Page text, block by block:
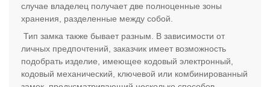
случае владелец получает две полноценные зоны
хранения, разделенные между собой.
Тип замка также бывает разным. В зависимости от
личных предпочтений, заказчик имеет возможность
подобрать изделие, имеющее кодовый электронный,
кодовый механический, ключевой или комбинированный